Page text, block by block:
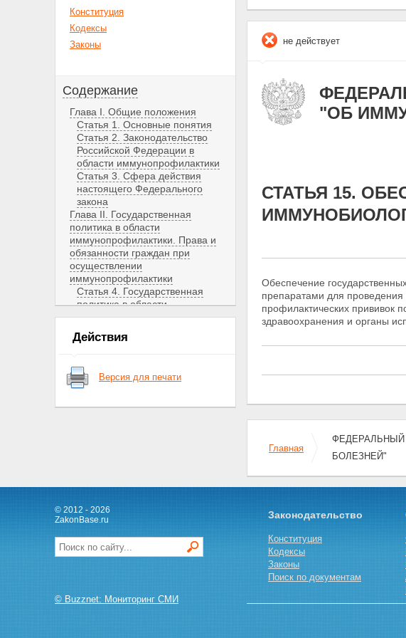
Конституция
Кодексы
Законы
Содержание
Глава I. Общие положения
Статья 1. Основные понятия
Статья 2. Законодательство
Российской Федерации в
области иммунопрофилактики
Статья 3. Сфера действия
настоящего Федерального
закона
Глава II. Государственная
политика в области
иммунопрофилактики. Права и
обязанности граждан при
осуществлении
иммунопрофилактики
Статья 4. Государственная
политика в области
иммунопрофилактики
Статья 5. Права и обязанности
граждан при осуществлении
Глава III. Финансирование
иммунопрофилактики
иммунопрофилактики
Статья 8. Организационные
основы деятельности в области
иммунопрофилактики
Статья 9. Национальный
календарь профилактических
прививки по эпидемическим
Действия
Версия для печати
не действует
"ОБ
СТАТЬЯ 15.
Обеспечение
препаратами для проведения
профилактических прививок
здравоохранения и органы
Главная
ФЕДЕРАЛЬНЫЙ
БОЛЕЗНЕЙ"
© 2012 - 2026
ZakonBase.ru
© Buzznet: Мониторинг СМИ
Законодательство
Конституция
Кодексы
Законы
Поиск по документам